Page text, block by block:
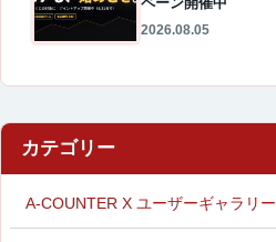
2026.08.05
カテゴリー
A-COUNTER X ユーザーギャラリー